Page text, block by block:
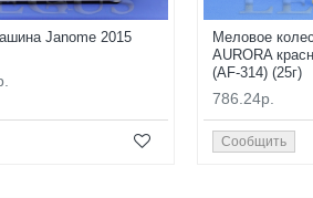
Janome 2015
Меловое
AURORA
(AF-314) (25г)
786.24р.
Сообщить